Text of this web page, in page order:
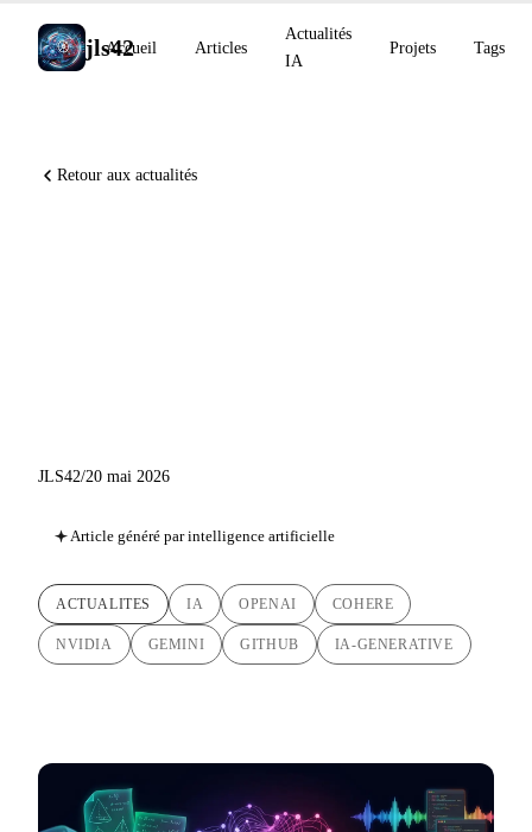
jls42
Accueil Articles
Actualités
IA
Projets Tags
Retour aux actualités
JLS42/20 mai 2026
Article généré par intelligence artificielle
ACTUALITES IA OPENAI COHERE
NVIDIA GEMINI GITHUB IA-GENERATIVE